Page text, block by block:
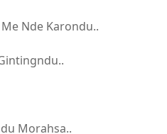
Nde Karondu..
Morahsa..